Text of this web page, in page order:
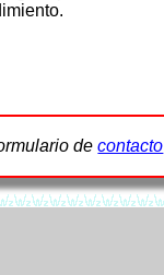
decontacto